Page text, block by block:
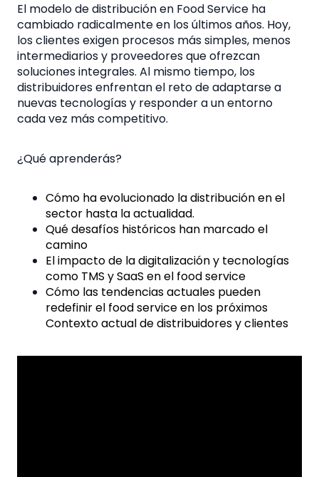
El modelo de distribución en Food Service ha
cambiado radicalmente en los últimos años. Hoy,
los clientes exigen procesos más simples, menos
intermediarios y proveedores que ofrezcan
soluciones integrales. Al mismo tiempo, los
distribuidores enfrentan el reto de adaptarse a
nuevas tecnologías y responder a un entorno
cada vez más competitivo.
¿Qué aprenderás?
Cómo ha evolucionado la distribución en el
sector hasta la actualidad.
Qué desafíos históricos han marcado el
camino
El impacto de la digitalización y tecnologías
como TMS y SaaS en el food service
Cómo las tendencias actuales pueden
redefinir el food service en los próximos
Contexto actual de distribuidores y clientes